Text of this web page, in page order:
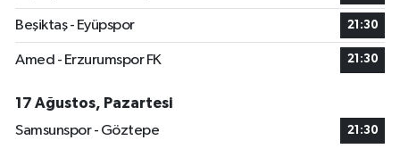
Beşiktaş - Eyüpspor 21:30
Amed - Erzurumspor FK 21:30
17 Ağustos, Pazartesi
Samsunspor - Göztepe
21:30